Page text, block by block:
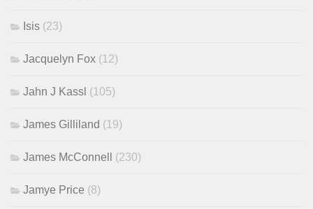
Isis (23)
Jacquelyn Fox (12)
Jahn J Kassl (105)
James Gilliland (19)
James McConnell (230)
Jamye Price (8)